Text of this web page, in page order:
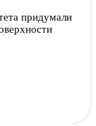
придумали